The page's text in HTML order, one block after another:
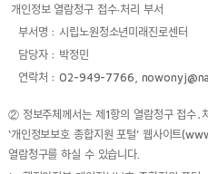
개인정보 열람청구 접수·처리 부서
부서명 : 시립노원청소년미래진로센터
담당자 : 박정민
연락처 : 02-949-7766,
② 정보주체께서는 제1항의 열람청구 접수․
‘개인정보보호 종합지원 포털’ 웹사이트
열람청구를 하실 수 있습니다.